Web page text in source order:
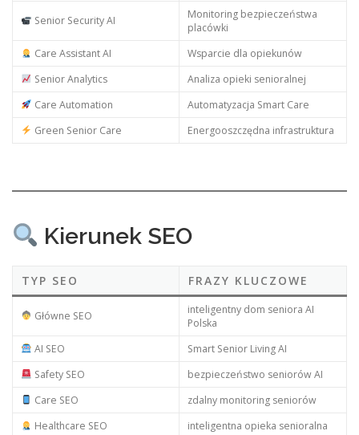
Senior Security AI
Monitoring bezpieczeństwa
placówki
Care Assistant AI
Wsparcie dla opiekunów
Senior Analytics
Analiza opieki senioralnej
Care Automation
Automatyzacja Smart Care
Green Senior Care
Energooszczędna infrastruktura
Kierunek SEO
TYP SEO FRAZY KLUCZOWE
Główne SEO
inteligentny dom seniora AI
Polska
AI SEO
Smart Senior Living AI
Safety SEO
bezpieczeństwo seniorów AI
Care SEO
zdalny monitoring seniorów
Healthcare SEO
inteligentna opieka senioralna